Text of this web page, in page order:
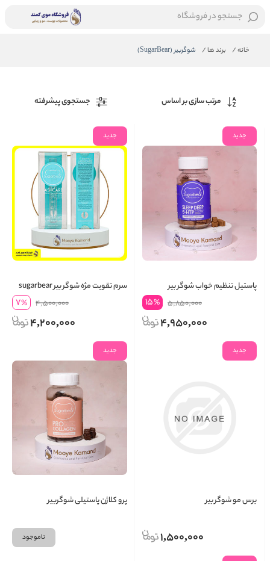
جستجو در فروشگاه
خانه/ برند ها/ شوگربیر (SugarBear)
مرتب سازی بر اساس جستجوی پیشرفته
جدید
پاستیل تنظیم خواب شوگر بیر
5,850,000
15%
4,950,000
جدید
سرم تقویت مژه شوگر بیر sugarbear
4,500,000
7%
4,200,000
جدید
برس مو شوگر بیر
1,500,000
جدید
پرو کلاژن پاستیلی شوگربیر
ناموجود